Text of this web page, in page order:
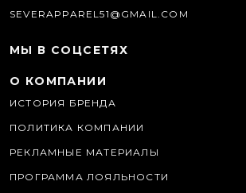
SEVERAPPAREL51@GMAIL.COM
МЫ В СОЦСЕТЯХ
О КОМПАНИИ
ИСТОРИЯ БРЕНДА
ПОЛИТИКА КОМПАНИИ
РЕКЛАМНЫЕ МАТЕРИАЛЫ
ПРОГРАММА ЛОЯЛЬНОСТИ